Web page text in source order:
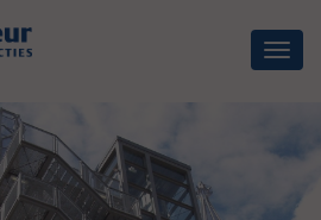
Toggle